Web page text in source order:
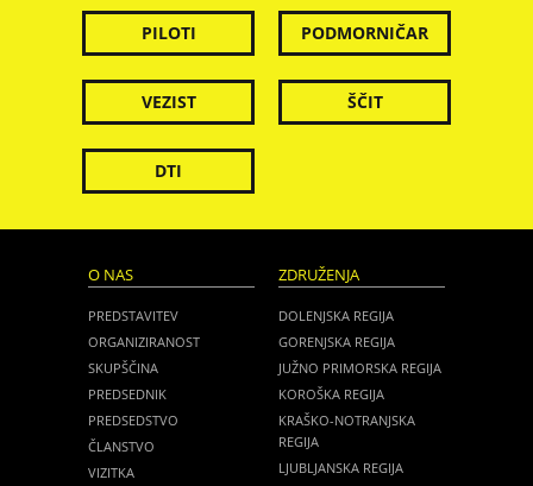
PILOTI PODMORNIČAR
VEZIST ŠČIT
DTI
O NAS
PREDSTAVITEV
ORGANIZIRANOST
SKUPŠČINA
PREDSEDNIK
PREDSEDSTVO
ČLANSTVO
VIZITKA
ZDRUŽENJA
DOLENJSKA REGIJA
GORENJSKA REGIJA
JUŽNO PRIMORSKA REGIJA
KOROŠKA REGIJA
KRAŠKO-NOTRANJSKA
REGIJA
LJUBLJANSKA REGIJA